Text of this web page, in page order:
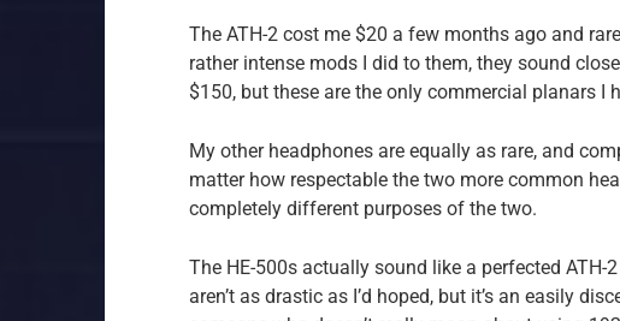
The ATH-2 cost me $20 a few months ago and
rather intense mods I did to them, they sound
$150, but these are the only commercial planars I
My other headphones are equally as rare, and
matter how respectable the two more common
completely different purposes of the two.
The HE-500s actually sound like a perfected ATH-
aren’t as drastic as I’d hoped, but it’s an easily